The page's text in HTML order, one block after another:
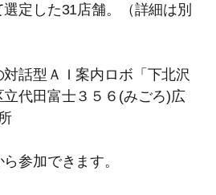
定した31店舗。（詳細は別
話型ＡＩ案内ロボ「下北沢
代田富士３５６(みごろ)広
参加できます。